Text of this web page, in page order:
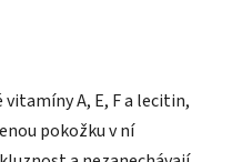
A, E, F a lecitin,
pokožku v ní